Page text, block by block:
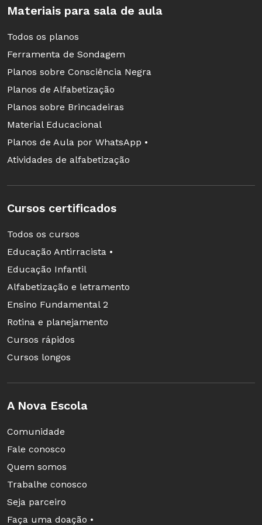
mais da laje, eles se machucam no judô",
orgulha-se a diretora. Como reflexo, a
população também passou a enxergar os
alunos de forma diferente. "Se antes tinham
medo ou dó dos meninos, agora os olham com
admiração. Eles, por sua vez, se sentem mais
capazes", festeja Aparecida.
caderno, a ler junto, a ajudar na tomada de
decisões."
Macaé Evaristo, secretária adjunta de Educação
de Belo Horizonte
Materiais para sala de aula
Todos os planos
Ferramenta de Sondagem
Planos sobre Consciência Negra
Planos de Alfabetização
Planos sobre Brincadeiras
Material Educacional
Planos de Aula por WhatsApp •
Atividades de alfabetização
Cursos certificados
Todos os cursos
Educação Antirracista •
Educação Infantil
Alfabetização e letramento
Ensino Fundamental 2
Rotina e planejamento
Cursos rápidos
Cursos longos
A Nova Escola
Comunidade
Fale conosco
Quem somos
Trabalhe conosco
Seja parceiro
Faça uma doação •